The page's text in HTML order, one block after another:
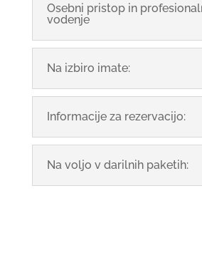
Osebni pristop in
vodenje
Na izbiro imate:
Informacije za rezervacijo:
Na voljo v darilnih paketih: